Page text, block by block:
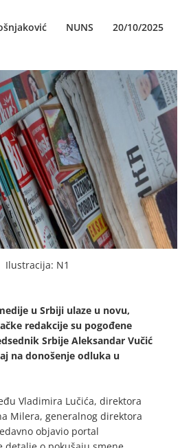
NUNS 20/10/2025
Ilustracija: N1
u Srbiji ulaze u novu,
redakcije su pogođene
Srbije Aleksandar Vučić
na donošenje odluka u
Vladimira Lučića, direktora
Milera, generalnog direktora
objavio portal